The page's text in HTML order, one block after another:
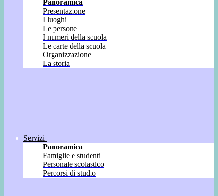
Panoramica
Presentazione
I luoghi
Le persone
I numeri della scuola
Le carte della scuola
Organizzazione
La storia
Servizi
Panoramica
Famiglie e studenti
Personale scolastico
Percorsi di studio